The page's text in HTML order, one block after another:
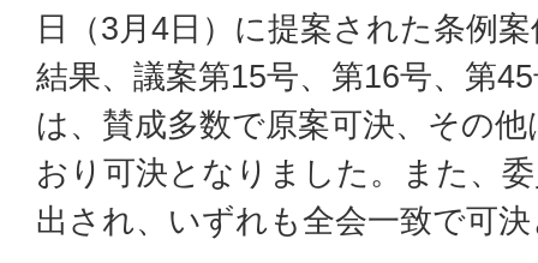
日（3月4日）に提案された条例
結果、議案第15号、第16号、第
は、賛成多数で原案可決、その
おり可決となりました。また、
出され、いずれも全会一致で可